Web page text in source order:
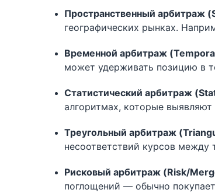
Пространственный арбитраж
географических рынках.
Временной арбитраж
может удерживать позицию в
Статистический арбитраж
алгоритмах, которые
Треугольный арбитраж
несоответствий курсов
Рисковый арбитраж (Risk/
поглощений — обычно